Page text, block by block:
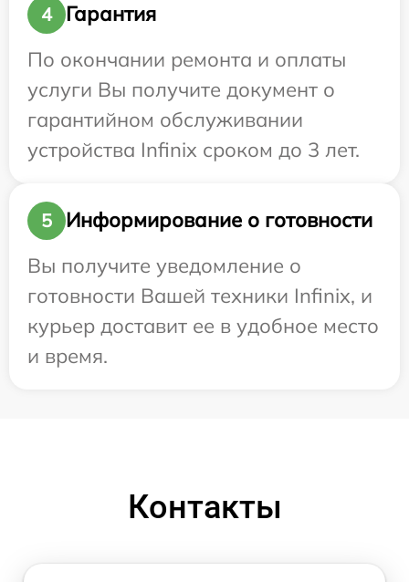
4
Гарантия
По окончании ремонта и оплаты
услуги Вы получите документ о
гарантийном обслуживании
устройства Infinix сроком до 3 лет.
5
Информирование о готовности
Вы получите уведомление о
готовности Вашей техники Infinix, и
курьер доставит ее в удобное место
и время.
Контакты